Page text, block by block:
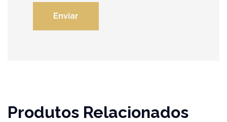
Produtos Relacionados